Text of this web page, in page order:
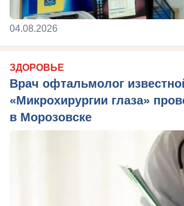
04.08.2026
ЗДОРОВЬЕ
Врач офтальмолог
«Микрохирургии глаза»
в Морозовске